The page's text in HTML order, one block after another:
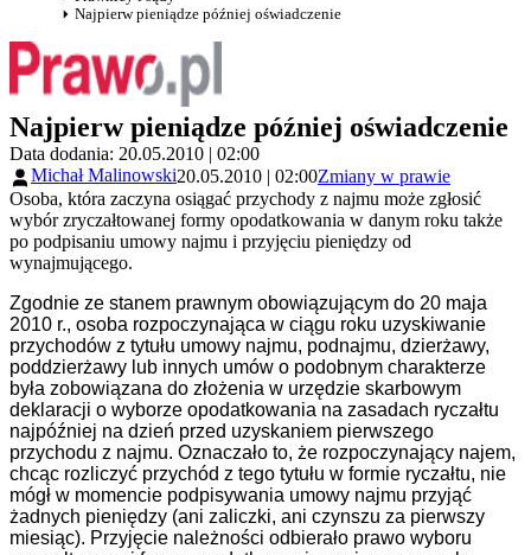
Najpierw pieniądze później oświadczenie
Najpierw pieniądze później oświadczenie
Data dodania: 20.05.2010 | 02:00
Michał Malinowski20.05.2010 | 02:00Zmiany w prawie
Osoba, która zaczyna osiągać przychody z najmu może zgłosić
wybór zryczałtowanej formy opodatkowania w danym roku także
po podpisaniu umowy najmu i przyjęciu pieniędzy od
wynajmującego.
Zgodnie ze stanem prawnym obowiązującym do 20 maja
2010 r., osoba rozpoczynająca w ciągu roku uzyskiwanie
przychodów z tytułu umowy najmu, podnajmu, dzierżawy,
poddzierżawy lub innych umów o podobnym charakterze
była zobowiązana do złożenia w urzędzie skarbowym
deklaracji o wyborze opodatkowania na zasadach ryczałtu
najpóźniej na dzień przed uzyskaniem pierwszego
przychodu z najmu. Oznaczało to, że rozpoczynający najem,
chcąc rozliczyć przychód z tego tytułu w formie ryczałtu, nie
mógł w momencie podpisywania umowy najmu przyjąć
żadnych pieniędzy (ani zaliczki, ani czynszu za pierwszy
miesiąc). Przyjęcie należności odbierało prawo wyboru